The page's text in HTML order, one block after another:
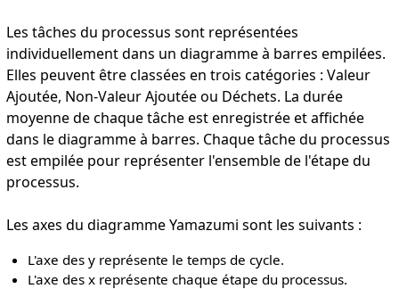
Les tâches du processus sont représentées
individuellement dans un diagramme à barres empilées.
Elles peuvent être classées en trois catégories : Valeur
Ajoutée, Non-Valeur Ajoutée ou Déchets. La durée
moyenne de chaque tâche est enregistrée et affichée
dans le diagramme à barres. Chaque tâche du processus
est empilée pour représenter l'ensemble de l'étape du
processus.
Les axes du diagramme Yamazumi sont les suivants :
L'axe des y représente le temps de cycle.
L'axe des x représente chaque étape du processus.